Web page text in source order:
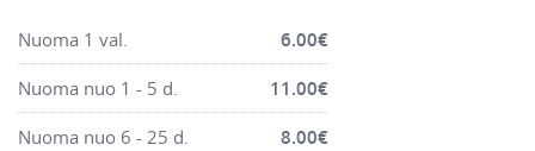
Vandens ir purvo siurbliai
Valymo įranga
Viniakaliai, kabiakalės, šaudykliai
Nuoma 1 val. 6.00€
Nuoma nuo 1 - 5 d. 11.00€
Nuoma nuo 6 - 25 d. 8.00€